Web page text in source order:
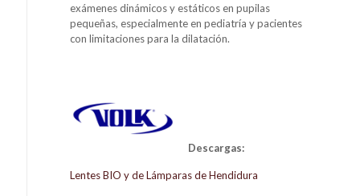
exámenes dinámicos y estáticos en pupilas
pequeñas, especialmente en pediatría y pacientes
con limitaciones para la dilatación.
Descargas:
Lentes BIO y de Lámparas de Hendidura